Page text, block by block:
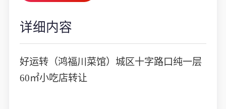
详细内容
好运转（鸿福川菜馆）城区十字路口纯一层
60㎡小吃店转让